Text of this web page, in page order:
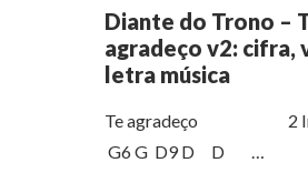
Diante do Trono –
agradeço v2: cifra,
letra música
Te agradeço 2
G6 G D9 D D …